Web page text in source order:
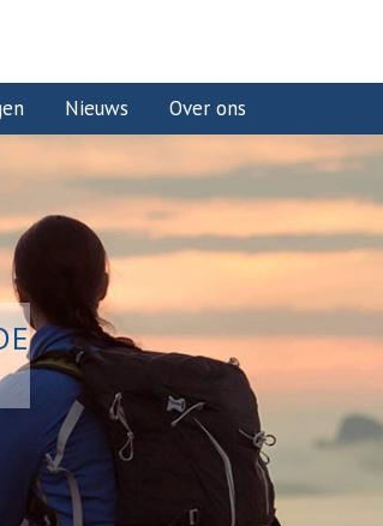
Nieuws Over ons